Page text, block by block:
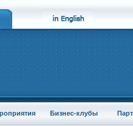
Бизнес-клубы